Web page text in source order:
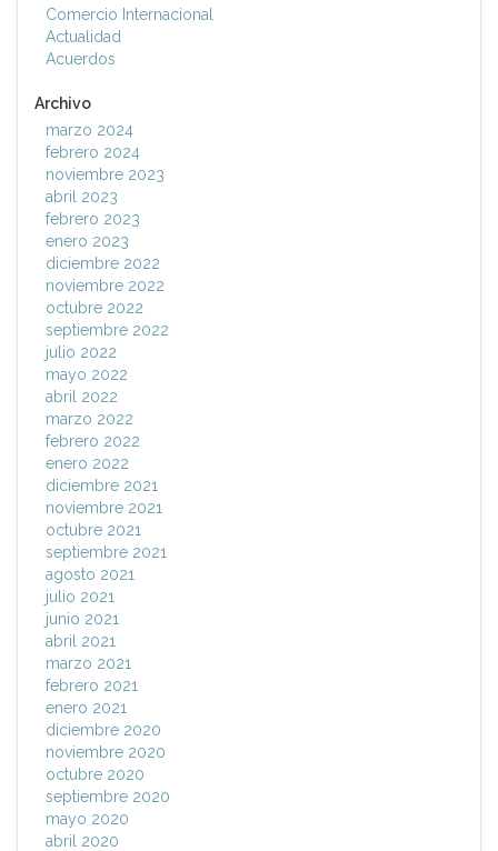
Comercio Internacional
Actualidad
Acuerdos
Archivo
marzo 2024
febrero 2024
noviembre 2023
abril 2023
febrero 2023
enero 2023
diciembre 2022
noviembre 2022
octubre 2022
septiembre 2022
julio 2022
mayo 2022
abril 2022
marzo 2022
febrero 2022
enero 2022
diciembre 2021
noviembre 2021
octubre 2021
septiembre 2021
agosto 2021
julio 2021
junio 2021
abril 2021
marzo 2021
febrero 2021
enero 2021
diciembre 2020
noviembre 2020
octubre 2020
septiembre 2020
mayo 2020
abril 2020